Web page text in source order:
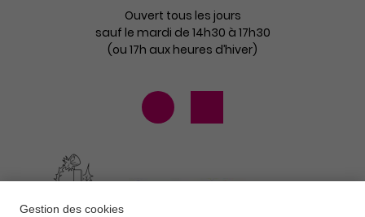
Gestion des cookies
Ouvert tous les jours
sauf le mardi de 14h30 à 17h30
(ou 17h aux heures d’hiver)